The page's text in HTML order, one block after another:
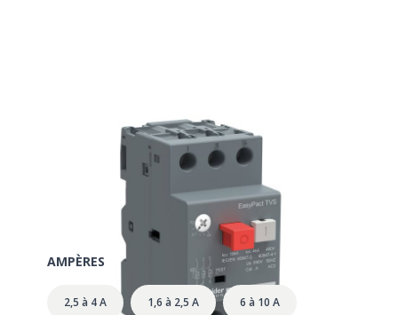
Disjoncteur magnéto thermique 9
AMPÈRES
2,5 à 4 A 1,6 à 2,5 A 6 à 10 A